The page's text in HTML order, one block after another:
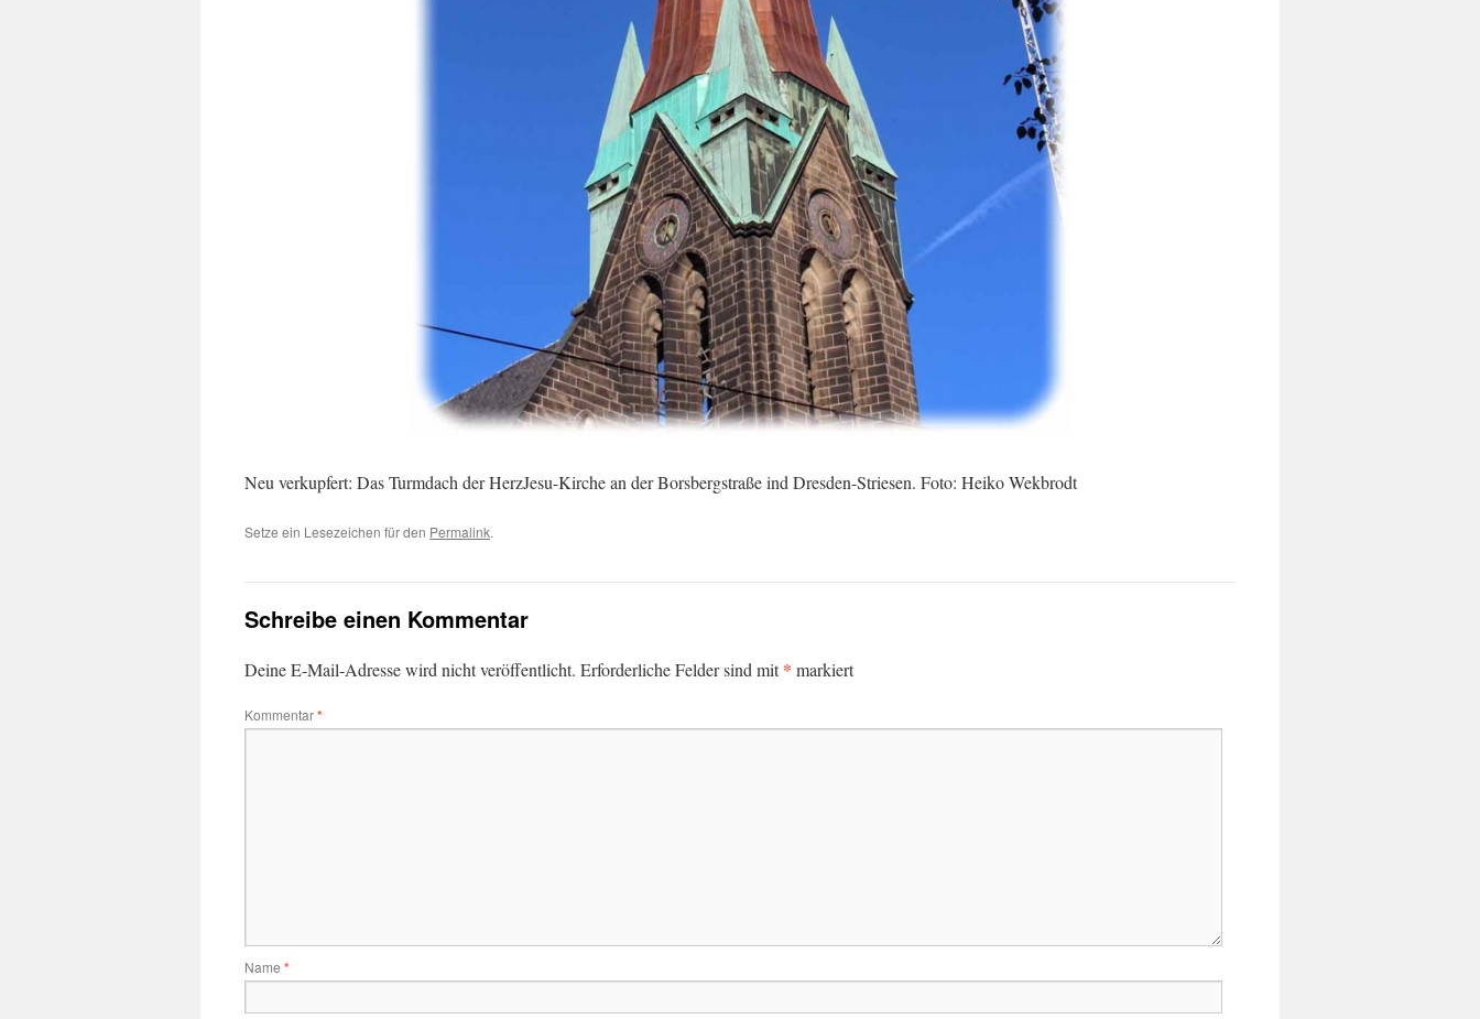
Neu verkupfert: Das Turmdach der HerzJesu-Kirche an der Borsbergstraße ind Dresden-Striesen. Foto: Heiko Wekbrodt
Setze ein Lesezeichen für den Permalink.
Schreibe einen Kommentar
Deine E-Mail-Adresse wird nicht veröffentlicht. Erforderliche Felder sind mit* markiert
Kommentar*
Name *